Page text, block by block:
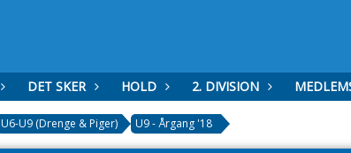
DET SKER HOLD 2. DIVISION
U6-U9 (Drenge & Piger) U9 - Årgang '18